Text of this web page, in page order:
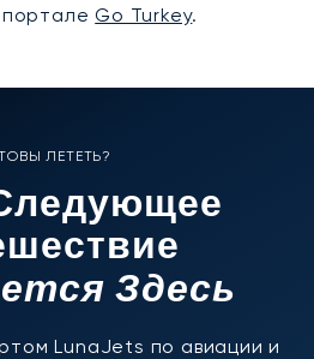
порталеGo Turkey.
ЛЕТЕТЬ?
Здесь
LunaJets по авиации и